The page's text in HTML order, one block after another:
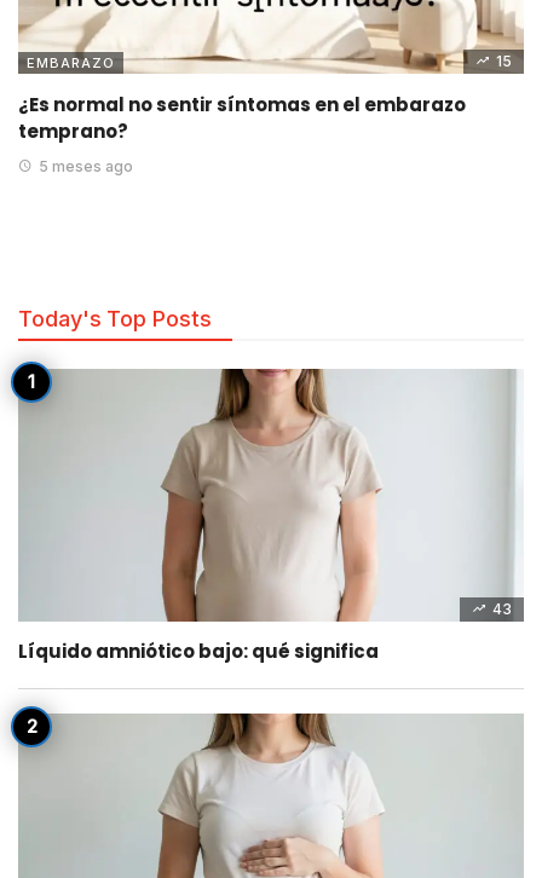
EMBARAZO 15
¿Es normal no sentir síntomas en el embarazo
temprano?
5 meses ago
Today's Top Posts
43
Líquido amniótico bajo: qué significa